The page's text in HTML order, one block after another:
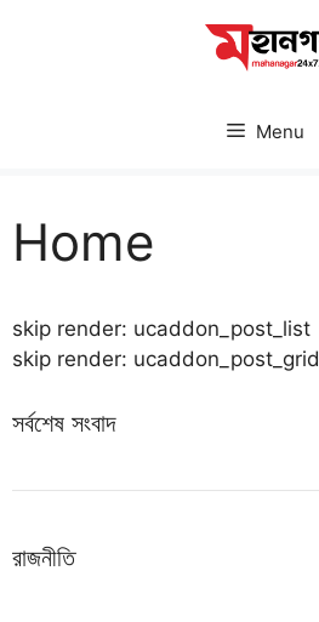
Menu
Home
skip render: ucaddon_post_list
skip render: ucaddon_post_grid
সর্বশেষ সংবাদ
রাজনীতি